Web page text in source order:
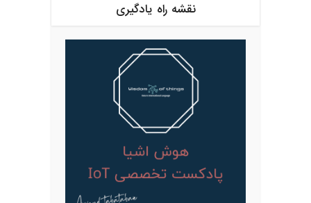
نقشه راه یادگیری